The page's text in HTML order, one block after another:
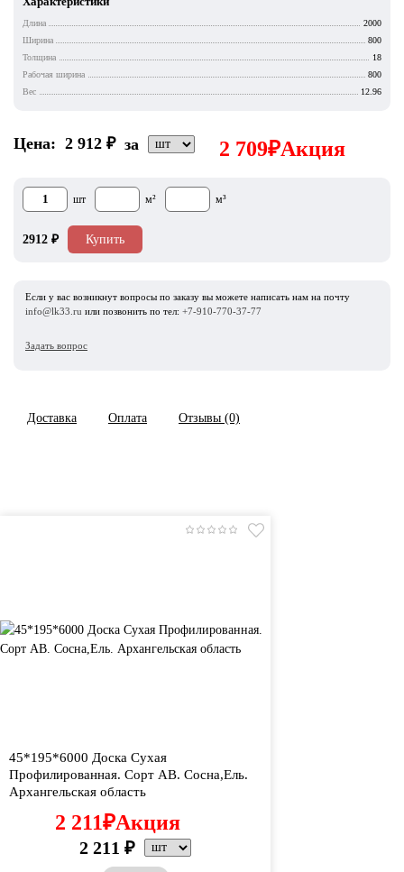
Длина
2000
Ширина
800
Толщина
18
Рабочая ширина
800
Вес
12.96
Цена: 2 912 ₽ за 2 709₽Акция
шт м² м³
2912 ₽ Купить
Если у вас возникнут вопросы по заказу вы можете написать нам на почту
info@lk33.ru или позвонить по тел: +7-910-770-37-77
Задать вопрос
Доставка Оплата Отзывы (0)
45*195*6000 Доска Сухая
Профилированная. Сорт АВ. Сосна,Ель.
Архангельская область
2 211₽Акция
2 211 ₽